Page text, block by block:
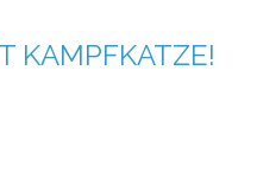
KAMPFKATZE!